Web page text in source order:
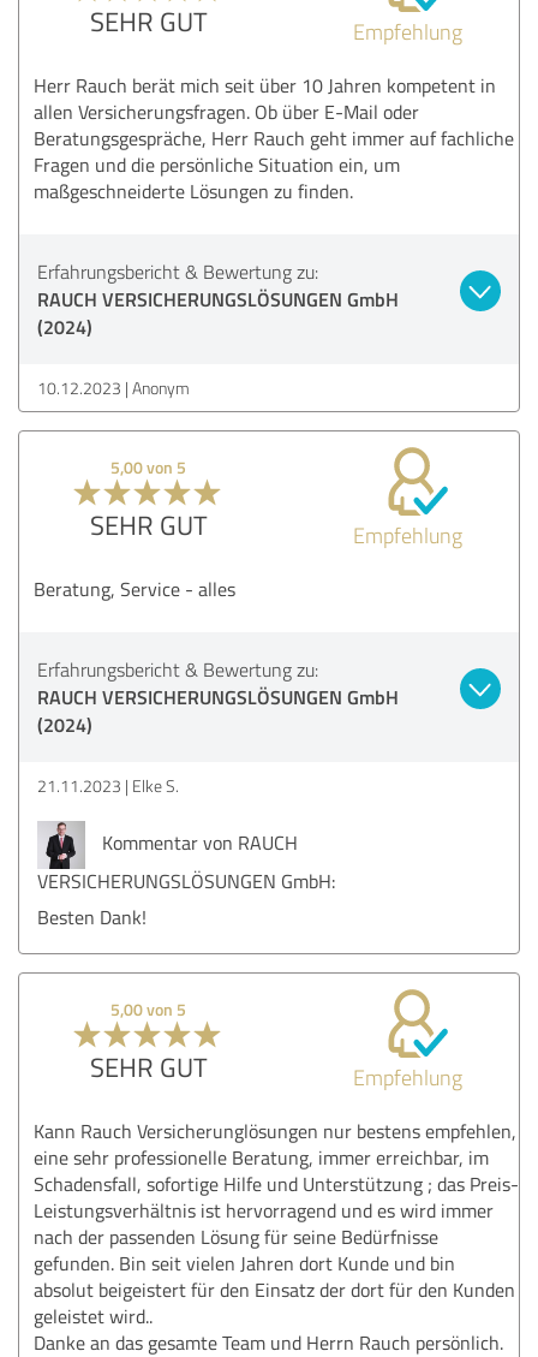
SEHR GUT Empfehlung
Herr Rauch berät mich seit über 10 Jahren kompetent in
allen Versicherungsfragen. Ob über E-Mail oder
Beratungsgespräche, Herr Rauch geht immer auf fachliche
Fragen und die persönliche Situation ein, um
maßgeschneiderte Lösungen zu finden.
Erfahrungsbericht & Bewertung zu:
RAUCH VERSICHERUNGSLÖSUNGEN GmbH
(2024)
10.12.2023 Anonym
5,00 von 5
SEHR GUT Empfehlung
Beratung, Service - alles
Erfahrungsbericht & Bewertung zu:
RAUCH VERSICHERUNGSLÖSUNGEN GmbH
(2024)
21.11.2023 Elke S.
Kommentar von RAUCH
VERSICHERUNGSLÖSUNGEN GmbH:
Besten Dank!
5,00 von 5
SEHR GUT Empfehlung
Kann Rauch Versicherunglösungen nur bestens empfehlen,
eine sehr professionelle Beratung, immer erreichbar, im
Schadensfall, sofortige Hilfe und Unterstützung ; das Preis-
Leistungsverhältnis ist hervorragend und es wird immer
nach der passenden Lösung für seine Bedürfnisse
gefunden. Bin seit vielen Jahren dort Kunde und bin
absolut beigeistert für den Einsatz der dort für den Kunden
geleistet wird..
Danke an das gesamte Team und Herrn Rauch persönlich.